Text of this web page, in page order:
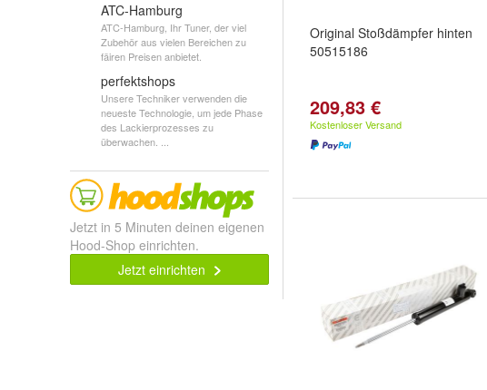
ATC-Hamburg
ATC-Hamburg, Ihr Tuner, der viel
Zubehör aus vielen Bereichen zu
fäiren Preisen anbietet.
perfektshops
Unsere Techniker verwenden die
neueste Technologie, um jede Phase
des Lackierprozesses zu
überwachen. ...
Jetzt in 5 Minuten deinen eigenen
Hood-Shop einrichten.
Jetzt einrichten
Original Stoßdämpfer hinten
50515186
209,83 €
Kostenloser Versand